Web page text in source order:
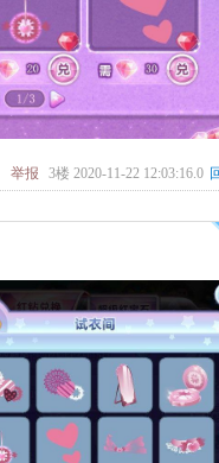
举报 3楼 2020-11-22 12:03:16.0